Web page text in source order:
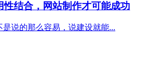
性结合，网站制作才可能成功
是说的那么容易，说建设就能...